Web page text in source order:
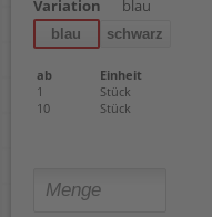
Variation
blau
blau schwarz
ab Einheit
1
Stück
10
Stück